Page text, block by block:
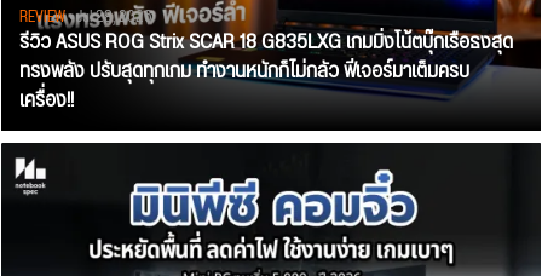
REVIEW• Jul 28, 2026
รีวิว ASUS ROG Strix SCAR 18 G835LXG เกมมิ่งโน้ตบุ๊กเรือธงสุด
ทรงพลัง ปรับสุดทุกเกม ทำงานหนักก็ไม่กลัว ฟีเจอร์มาเต็มครบ
เครื่อง!!